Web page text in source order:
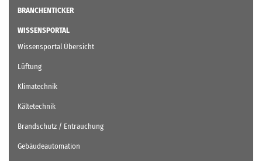
BRANCHENTICKER
WISSENSPORTAL
Wissensportal Übersicht
Lüftung
Klimatechnik
Kältetechnik
Brandschutz / Entrauchung
Gebäudeautomation